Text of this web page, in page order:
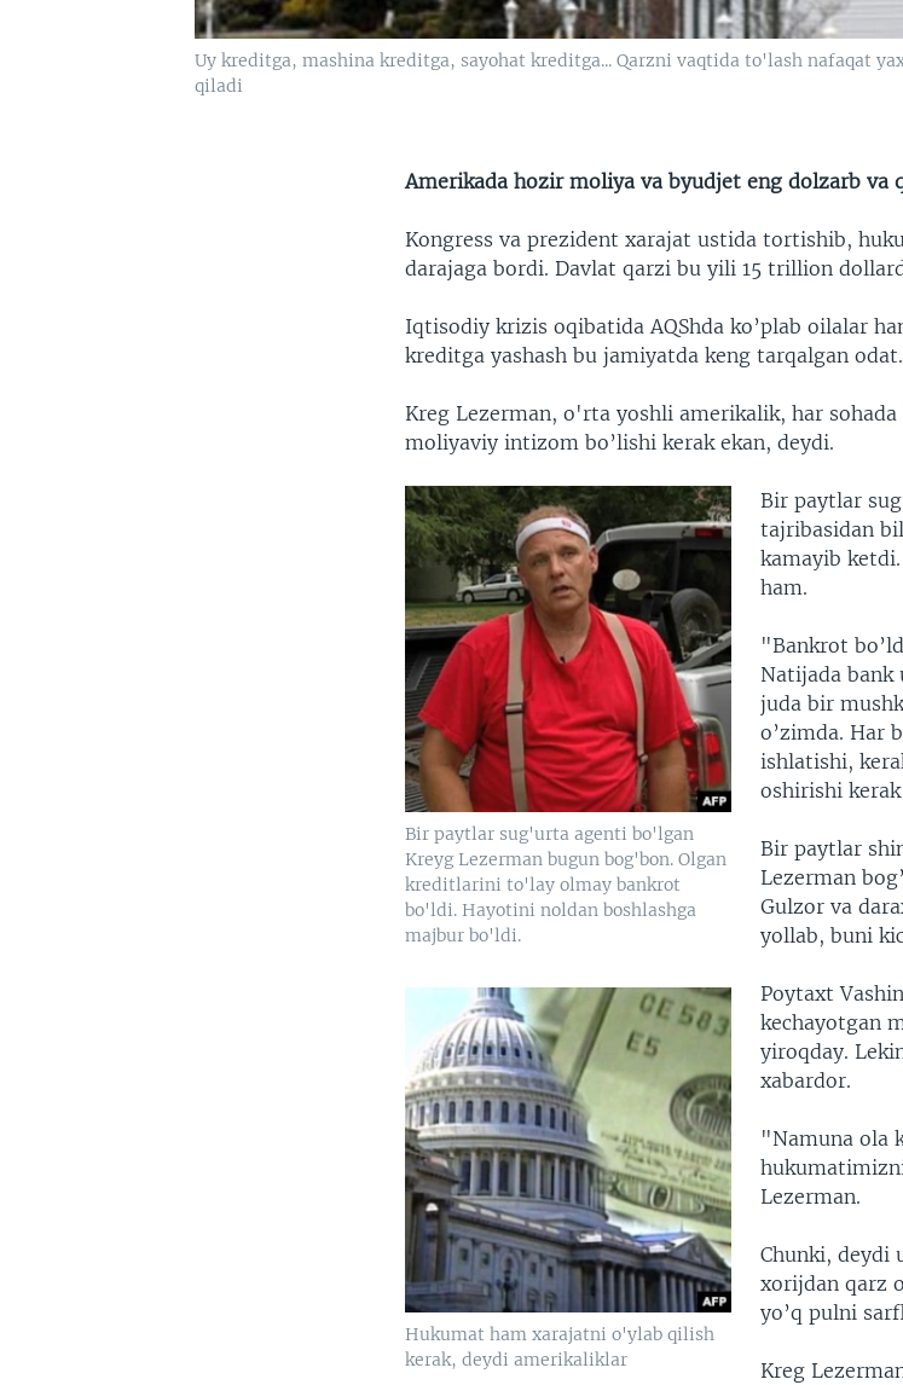
Uy kreditga, mashina kreditga, sayohat kreditga... Qarzni vaqtida to'lash nafaqat
qiladi
Amerikada hozir moliya va byudjet eng dolzarb va
Kongress va prezident xarajat ustida tortishib,
darajaga bordi. Davlat qarzi bu yili 15 trillion
Iqtisodiy krizis oqibatida AQShda ko’plab oilalar
kreditga yashash bu jamiyatda keng tarqalgan odat.
Kreg Lezerman, o'rta yoshli amerikalik, har
moliyaviy intizom bo’lishi kerak ekan, deydi.
Bir paytlar sug'urta agenti bo'lgan
Kreyg Lezerman bugun bog'bon. Olgan
kreditlarini to'lay olmay bankrot
bo'ldi. Hayotini noldan boshlashga
majbur bo'ldi.
Bir paytlar
tajribasidan
kamayib
ham.
"Bankrot
Natijada bank
juda bir
o’zimda. Har
ishlatishi,
oshirishi
Bir paytlar
Lezerman
Gulzor va
yollab, buni
Hukumat ham xarajatni o'ylab qilish
kerak, deydi amerikaliklar
Poytaxt
kechayotgan
yiroqday.
xabardor.
"Namuna ola
Lezerman.
Chunki, deydi
xorijdan qarz
yo’q pulni
Kreg